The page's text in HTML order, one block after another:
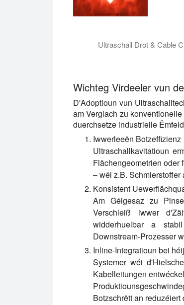
Ultraschall Drot & Cable
Ultraschall Drot Reinigung
Wichteg Virdeeler vun
D'Adoptioun vun
am Verglach zu
duerchsetze industrielle
Iwwerleeën Botzeffizienz
Ultraschallkavitatioun
Flächengeometrien oder
– wéi z.B.
Konsistent
Am Géigesaz zu
Verschleiß iwwer
widderhuelbar a
Downstream-Prozesser
Inline-Integratioun bei
Systemer wéi
Kabelleitungen
Botzschrëtt an